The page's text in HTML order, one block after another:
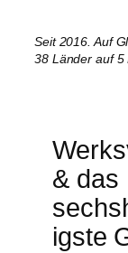
Seit 2016. Auf
38 Länder auf 5
& das
igste